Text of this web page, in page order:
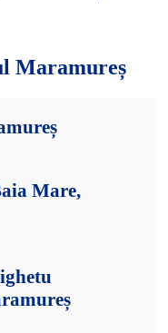
Maramureș
Mare,